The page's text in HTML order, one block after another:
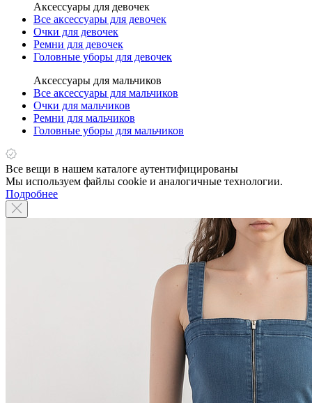
Аксессуары для девочек
Все аксессуары для девочек
Очки для девочек
Ремни для девочек
Головные уборы для девочек
Аксессуары для мальчиков
Все аксессуары для мальчиков
Очки для мальчиков
Ремни для мальчиков
Головные уборы для мальчиков
Все вещи в нашем каталоге аутентифицированы
Мы используем файлы cookie и аналогичные технологии.
Подробнее